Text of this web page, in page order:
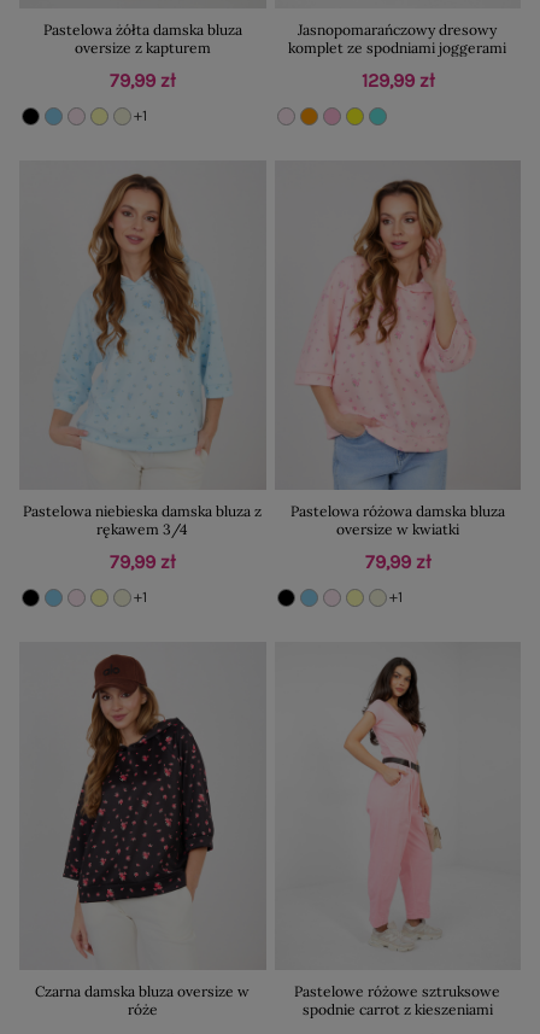
Pastelowa żółta damska bluza
oversize z kapturem
79,99 zł
+1
Jasnopomarańczowy dresowy
komplet ze spodniami joggerami
129,99 zł
Pastelowa niebieska damska bluza z
rękawem 3/4
79,99 zł
+1
Pastelowa różowa damska bluza
oversize w kwiatki
79,99 zł
+1
Czarna damska bluza oversize w
róże
Pastelowe różowe sztruksowe
spodnie carrot z kieszeniami